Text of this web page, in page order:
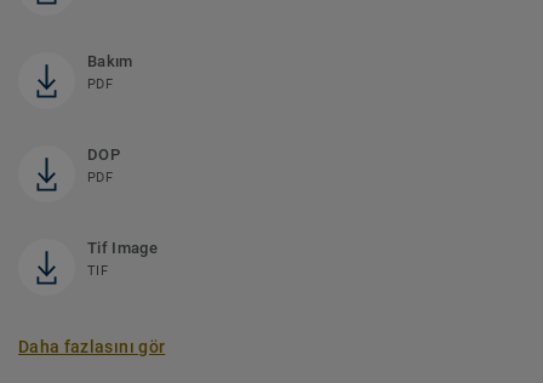
Bakım
PDF
DOP
PDF
Tif Image
TIF
Daha fazlasını gör